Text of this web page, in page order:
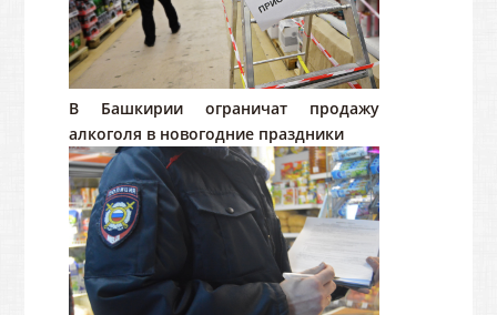
В Башкирии ограничат продажу
алкоголя в новогодние праздники